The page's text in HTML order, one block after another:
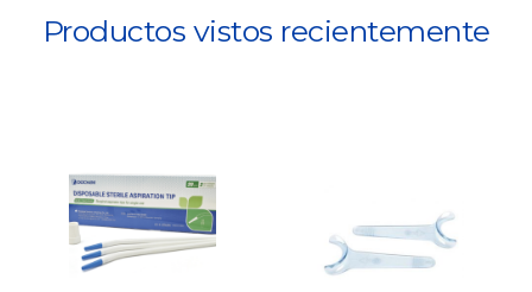
Productos vistos recientemente